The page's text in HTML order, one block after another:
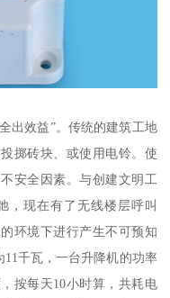
出效益”。传统的建筑工地
掷砖块、或使用电铃。使
安全因素。与创建文明工
，现在有了无线楼层呼叫
环境下进行产生不可预知
千瓦，一台升降机的功率
按每天10小时算，共耗电